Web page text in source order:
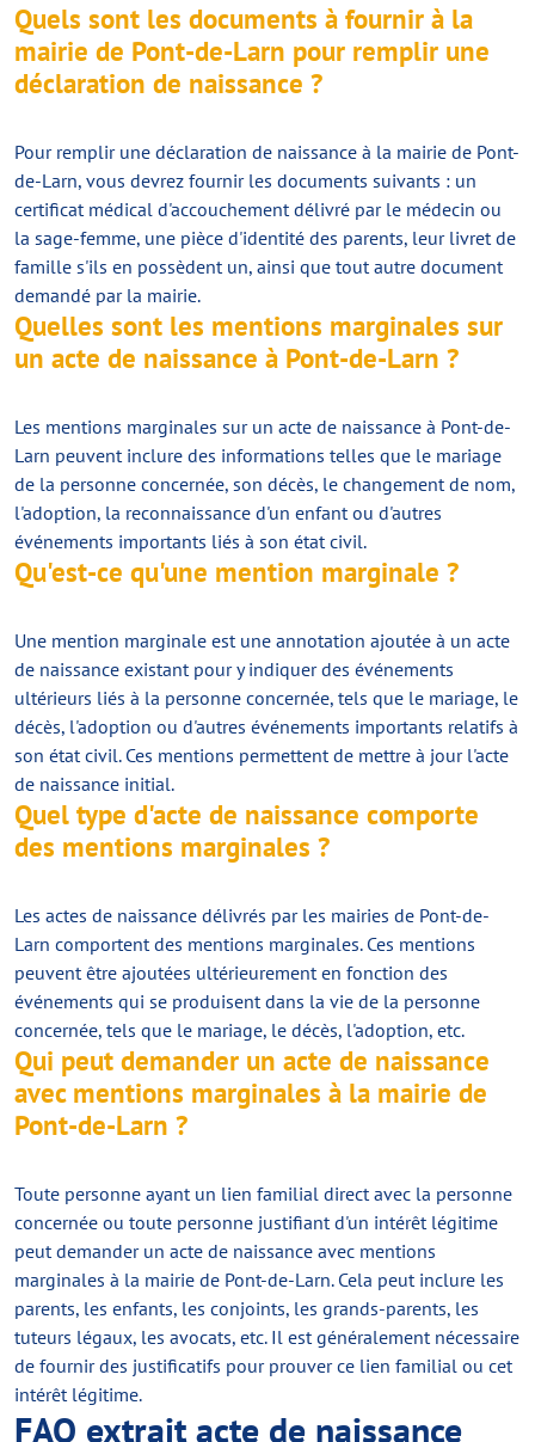
Quels sont les documents à fournir à la
mairie de Pont-de-Larn pour remplir une
déclaration de naissance ?
Pour remplir une déclaration de naissance à la mairie de Pont-
de-Larn, vous devrez fournir les documents suivants : un
certificat médical d'accouchement délivré par le médecin ou
la sage-femme, une pièce d'identité des parents, leur livret de
famille s'ils en possèdent un, ainsi que tout autre document
demandé par la mairie.
Quelles sont les mentions marginales sur
un acte de naissance à Pont-de-Larn ?
Les mentions marginales sur un acte de naissance à Pont-de-
Larn peuvent inclure des informations telles que le mariage
de la personne concernée, son décès, le changement de nom,
l'adoption, la reconnaissance d'un enfant ou d'autres
événements importants liés à son état civil.
Qu'est-ce qu'une mention marginale ?
Une mention marginale est une annotation ajoutée à un acte
de naissance existant pour y indiquer des événements
ultérieurs liés à la personne concernée, tels que le mariage, le
décès, l'adoption ou d'autres événements importants relatifs à
son état civil. Ces mentions permettent de mettre à jour l'acte
de naissance initial.
Quel type d'acte de naissance comporte
des mentions marginales ?
Les actes de naissance délivrés par les mairies de Pont-de-
Larn comportent des mentions marginales. Ces mentions
peuvent être ajoutées ultérieurement en fonction des
événements qui se produisent dans la vie de la personne
concernée, tels que le mariage, le décès, l'adoption, etc.
Qui peut demander un acte de naissance
avec mentions marginales à la mairie de
Pont-de-Larn ?
Toute personne ayant un lien familial direct avec la personne
concernée ou toute personne justifiant d'un intérêt légitime
peut demander un acte de naissance avec mentions
marginales à la mairie de Pont-de-Larn. Cela peut inclure les
parents, les enfants, les conjoints, les grands-parents, les
tuteurs légaux, les avocats, etc. Il est généralement nécessaire
de fournir des justificatifs pour prouver ce lien familial ou cet
intérêt légitime.
FAQ extrait acte de naissance